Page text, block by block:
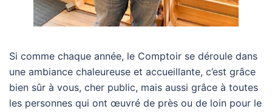
Si comme chaque année, le Comptoir se déroule dans
une ambiance chaleureuse et accueillante, c’est grâce
bien sûr à vous, cher public, mais aussi grâce à toutes
les personnes qui ont œuvré de près ou de loin pour le